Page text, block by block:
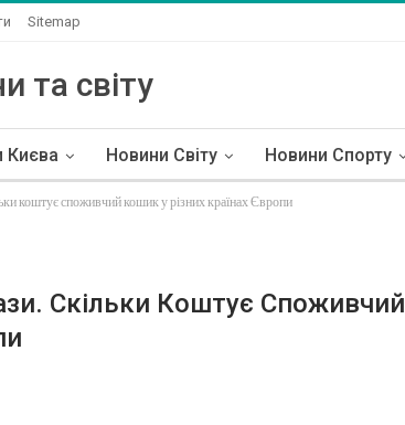
Sitemap
та світу
Києва Новини Світу Новини Спорту
коштує споживчий кошик у різних країнах Європи
Скільки Коштує Споживчий